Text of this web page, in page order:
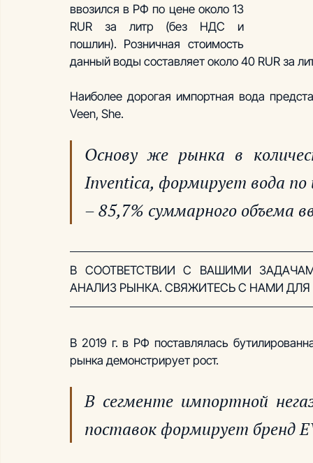
ввозился в РФ по цене около 13
RUR за литр (без НДС и
пошлин). Розничная стоимость
данный воды составляет около 40 RUR за
Наиболее дорогая импортная вода
Veen, She.
Основу же рынка в
Inventica, формирует вода по
– 85,7% суммарного объема
В СООТВЕТСТВИИ С ВАШИМИ
АНАЛИЗ РЫНКА. СВЯЖИТЕСЬ С НАМИ
В 2019 г. в РФ поставлялась
рынка демонстрирует рост.
В сегменте импортной
поставок формирует бренд